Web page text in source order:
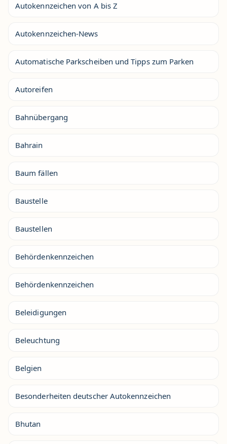
Autokennzeichen von A bis Z
Autokennzeichen-News
Automatische Parkscheiben und Tipps zum Parken
Autoreifen
Bahnübergang
Bahrain
Baum fällen
Baustelle
Baustellen
Behördenkennzeichen
Behördenkennzeichen
Beleidigungen
Beleuchtung
Belgien
Besonderheiten deutscher Autokennzeichen
Bhutan